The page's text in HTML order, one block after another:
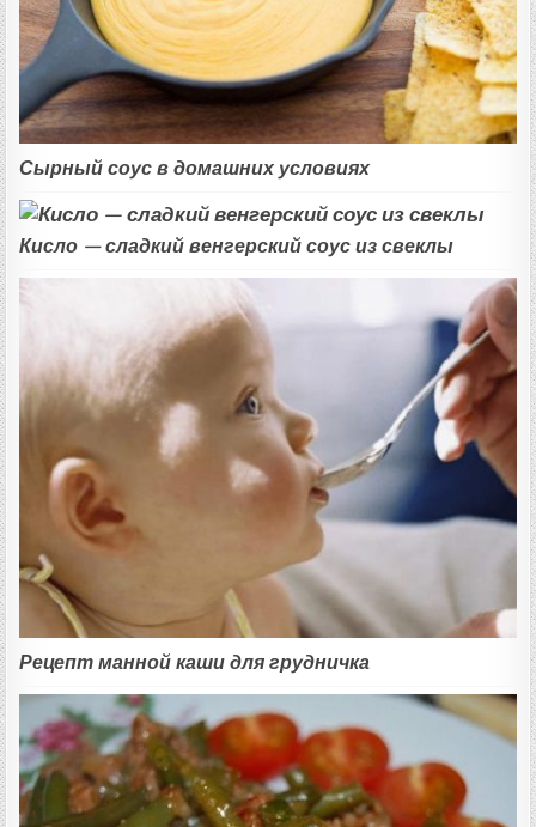
Сырный соус в домашних условиях
Кисло — сладкий венгерский соус из свеклы
Рецепт манной каши для грудничка